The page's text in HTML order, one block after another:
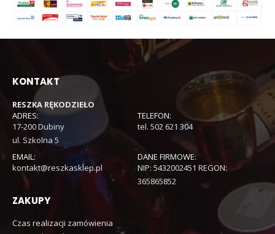
KONTAKT
RESZKA RĘKODZIEŁO
ADRES:
17-200 Dubiny
ul. Szkolna 5
TELEFON:
tel. 502 621 304
EMAIL:
kontakt@reszkasklep.pl
DANE FIRMOWE:
NIP: 5432002451 REGON:
365865852
ZAKUPY
Czas realizacji zamówienia